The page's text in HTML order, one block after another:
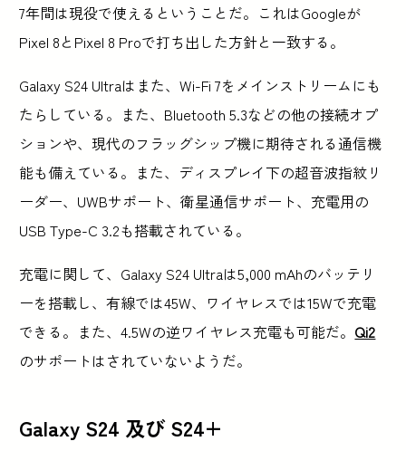
7年間は現役で使えるということだ。これはGoogleが
Pixel 8とPixel 8 Proで打ち出した方針と一致する。
Galaxy S24 Ultraはまた、Wi-Fi 7をメインストリームにも
たらしている。また、Bluetooth 5.3などの他の接続オプ
ションや、現代のフラッグシップ機に期待される通信機
能も備えている。また、ディスプレイ下の超音波指紋リ
ーダー、UWBサポート、衛星通信サポート、充電用の
USB Type-C 3.2も搭載されている。
充電に関して、Galaxy S24 Ultraは5,000 mAhのバッテリ
ーを搭載し、有線では45W、ワイヤレスでは15Wで充電
できる。また、4.5Wの逆ワイヤレス充電も可能だ。 Qi2
のサポートはされていないようだ。
Galaxy S24 及び S24+